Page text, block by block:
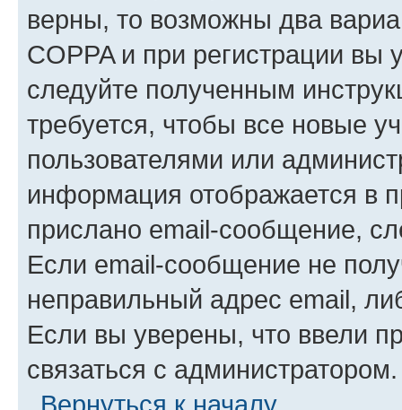
верны, то возможны два
COPPA и при регистрации вы
следуйте полученным
требуется, чтобы все новые
пользователями или
информация отображается в
прислано email-сообщение,
Если email-сообщение не
неправильный адрес email,
Если вы уверены, что ввели
связаться с администратором.
Вернуться к началу